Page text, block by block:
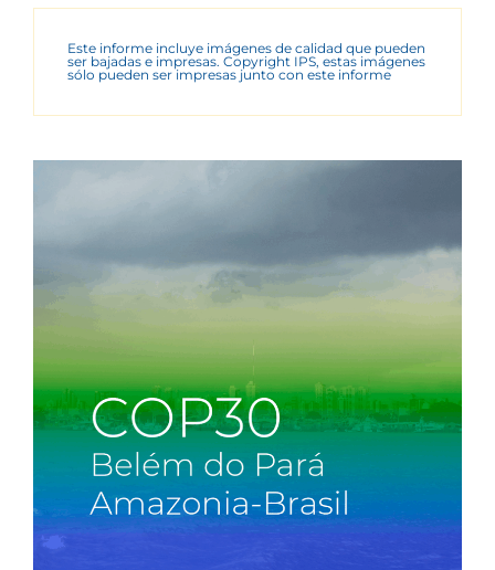
Este informe incluye imágenes de calidad que pueden
ser bajadas e impresas. Copyright IPS, estas imágenes
sólo pueden ser impresas junto con este informe